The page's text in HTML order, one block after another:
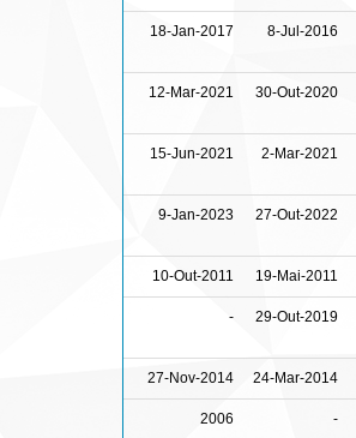
18-Jan-2017 8-Jul-2016
12-Mar-2021 30-Out-2020
15-Jun-2021 2-Mar-2021
9-Jan-2023 27-Out-2022
10-Out-2011 19-Mai-2011
- 29-Out-2019
27-Nov-2014 24-Mar-2014
2006 -